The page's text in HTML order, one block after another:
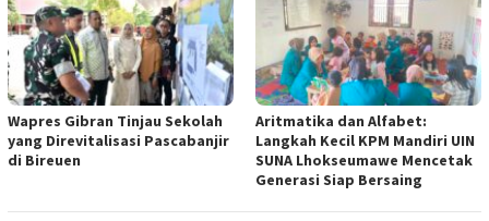
Wapres Gibran Tinjau Sekolah
yang Direvitalisasi Pascabanjir
di Bireuen
Aritmatika dan Alfabet:
Langkah Kecil KPM Mandiri UIN
SUNA Lhokseumawe Mencetak
Generasi Siap Bersaing